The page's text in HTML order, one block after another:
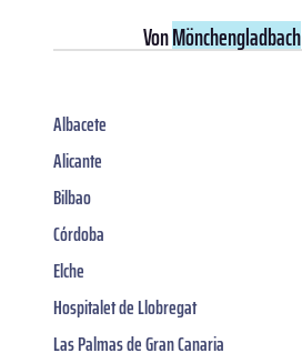
VonMönchengladbach
Albacete
Alicante
Bilbao
Córdoba
Elche
Hospitalet de Llobregat
Las Palmas de Gran Canaria